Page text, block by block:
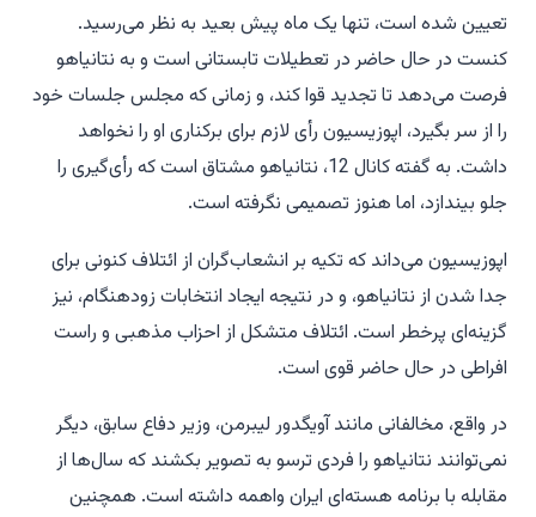
تعیین شده است، تنها یک ماه پیش بعید به نظر می‌رسید.
کنست در حال حاضر در تعطیلات تابستانی است و به نتانیاهو
فرصت می‌دهد تا تجدید قوا کند، و زمانی که مجلس جلسات خود
را از سر بگیرد، اپوزیسیون رأی لازم برای برکناری او را نخواهد
داشت. به گفته کانال 12، نتانیاهو مشتاق است که رأی‌گیری را
جلو بیندازد، اما هنوز تصمیمی نگرفته است.
اپوزیسیون می‌داند که تکیه بر انشعاب‌گران از ائتلاف کنونی برای
جدا شدن از نتانیاهو، و در نتیجه ایجاد انتخابات زودهنگام، نیز
گزینه‌ای پرخطر است. ائتلاف متشکل از احزاب مذهبی و راست
افراطی در حال حاضر قوی است.
در واقع، مخالفانی مانند آویگدور لیبرمن، وزیر دفاع سابق، دیگر
نمی‌توانند نتانیاهو را فردی ترسو به تصویر بکشند که سال‌ها از
مقابله با برنامه هسته‌ای ایران واهمه داشته است. همچنین